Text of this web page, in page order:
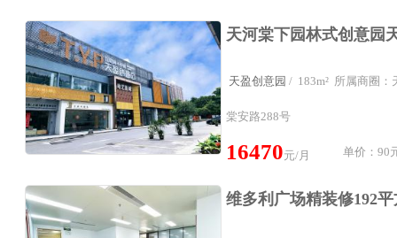
天盈创意园 / 183m² 所属商圈：
棠安路288号
16470元/月 单价：90